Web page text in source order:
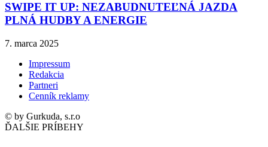
SWIPE IT UP: NEZABUDNUTEĽNÁ JAZDA
PLNÁ HUDBY A ENERGIE
7. marca 2025
Impressum
Redakcia
Partneri
Cenník reklamy
© by Gurkuda, s.r.o
ĎALŠIE PRÍBEHY